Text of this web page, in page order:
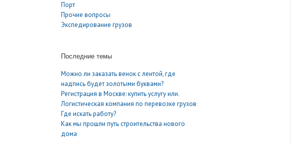
Порт
Прочие вопросы
Экспедирование грузов
Последние темы
Можно ли заказать венок с лентой, где
надпись будет золотыми буквами?
Регистрация в Москве: купить услугу или.
Логистическая компания по перевозке грузов
Где искать работу?
Как мы прошли путь строительства нового
дома